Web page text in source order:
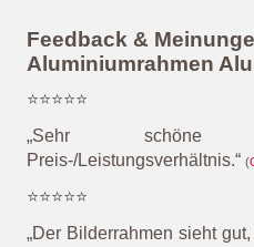
Feedback &
Aluminiumrahmen
⭐⭐⭐⭐⭐
„Sehr schöne
Preis-/Leistungsverhältnis.“ (
⭐⭐⭐⭐⭐
„Der Bilderrahmen sieht